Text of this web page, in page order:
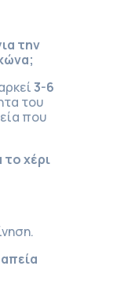
την
3-6
του
που
χέρι